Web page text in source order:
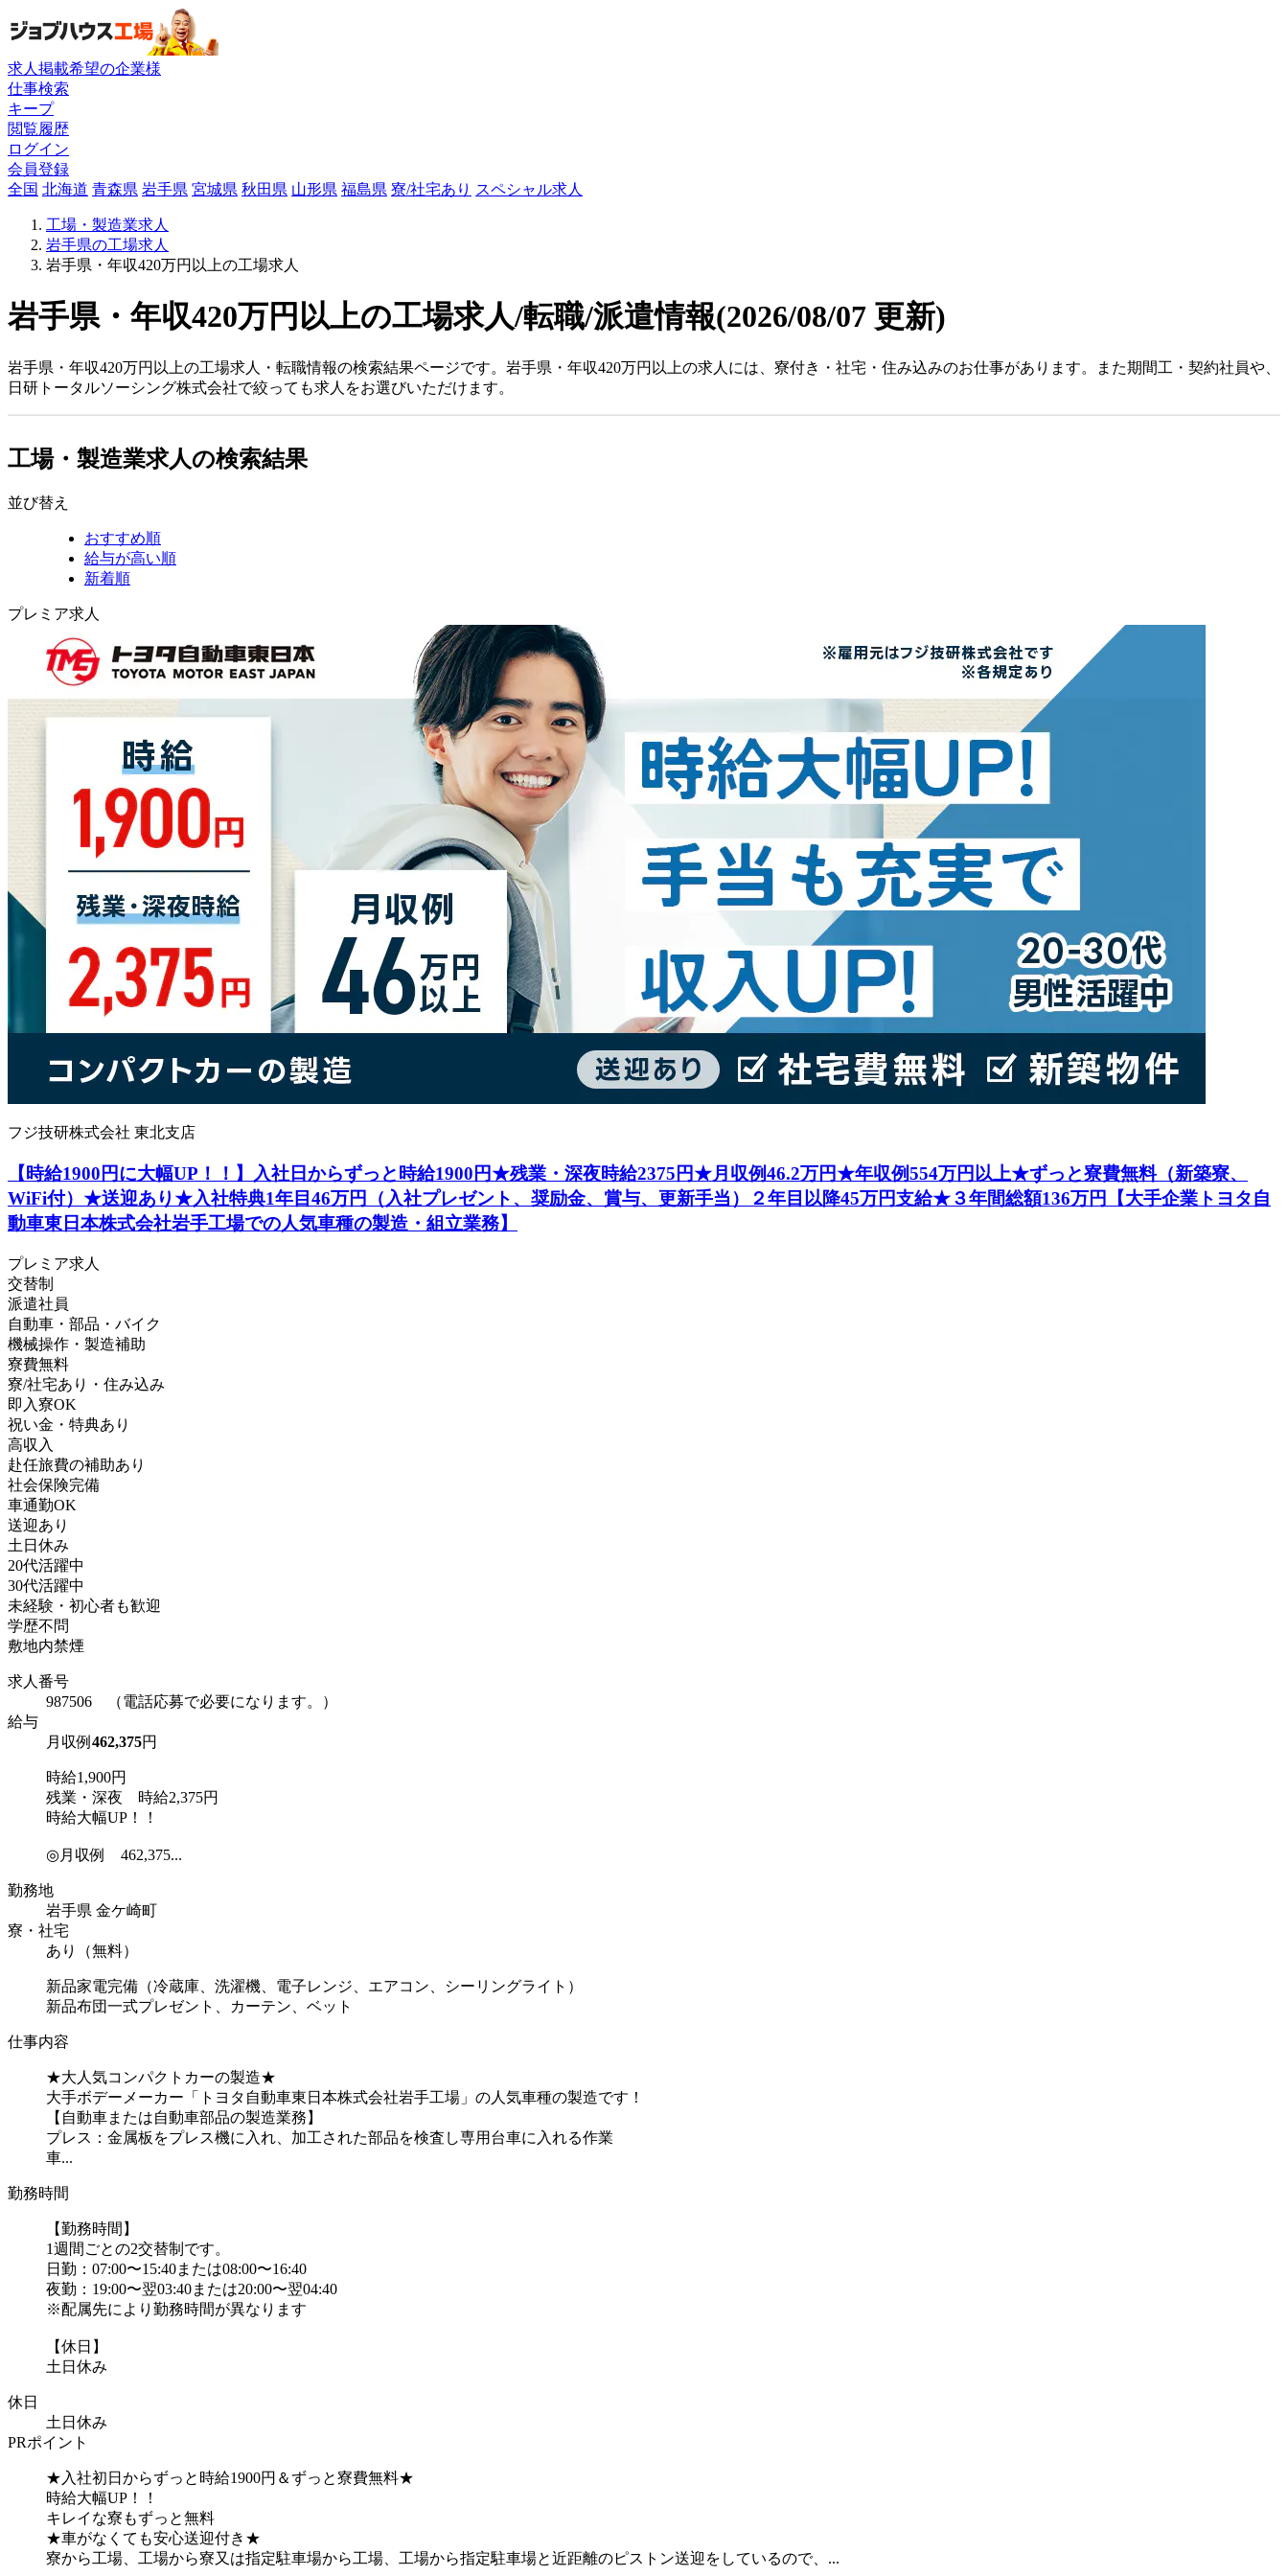
求人掲載希望の企業様
仕事検索
キープ
閲覧履歴
ログイン
会員登録
全国 北海道 青森県 岩手県 宮城県 秋田県 山形県 福島県 寮/社宅あり スペシャル求人
工場・製造業求人
岩手県の工場求人
岩手県・年収420万円以上の工場求人
岩手県・年収420万円以上の工場求人/転職/派遣情報(2026/08/07 更新)
岩手県・年収420万円以上の工場求人・転職情報の検索結果ページです。岩手県・年収420万円以上の求人には、寮付き・社宅・住み込みのお仕事があります。また期間工・契約社員や、
日研トータルソーシング株式会社で絞っても求人をお選びいただけます。
工場・製造業求人の検索結果
並び替え
おすすめ順
給与が高い順
新着順
プレミア求人
フジ技研株式会社 東北支店
【時給1900円に大幅UP！！】入社日からずっと時給1900円★残業・深夜時給2375円★月収例46.2万円★年収例554万円以上★ずっと寮費無料（新築寮、
WiFi付）★送迎あり★入社特典1年目46万円（入社プレゼント、奨励金、賞与、更新手当）２年目以降45万円支給★３年間総額136万円【大手企業トヨタ自
動車東日本株式会社岩手工場での人気車種の製造・組立業務】
プレミア求人
交替制
派遣社員
自動車・部品・バイク
機械操作・製造補助
寮費無料
寮/社宅あり・住み込み
即入寮OK
祝い金・特典あり
高収入
赴任旅費の補助あり
社会保険完備
車通勤OK
送迎あり
土日休み
20代活躍中
30代活躍中
未経験・初心者も歓迎
学歴不問
敷地内禁煙
求人番号
987506 （電話応募で必要になります。）
給与
月収例 462,375円
時給1,900円
残業・深夜 時給2,375円
時給大幅UP！！
◎月収例 462,375...
勤務地
岩手県 金ケ崎町
寮・社宅
あり（無料）
新品家電完備（冷蔵庫、洗濯機、電子レンジ、エアコン、シーリングライト）
新品布団一式プレゼント、カーテン、ベット
仕事内容
★大人気コンパクトカーの製造★
大手ボデーメーカー「トヨタ自動車東日本株式会社岩手工場」の人気車種の製造です！
【自動車または自動車部品の製造業務】
プレス：金属板をプレス機に入れ、加工された部品を検査し専用台車に入れる作業
車...
勤務時間
【勤務時間】
1週間ごとの2交替制です。
日勤：07:00〜15:40または08:00〜16:40
夜勤：19:00〜翌03:40または20:00〜翌04:40
※配属先により勤務時間が異なります
【休日】
土日休み
休日
土日休み
PRポイント
★入社初日からずっと時給1900円＆ずっと寮費無料★
時給大幅UP！！
キレイな寮もずっと無料
★車がなくても安心送迎付き★
寮から工場、工場から寮又は指定駐車場から工場、工場から指定駐車場と近距離のピストン送迎をしているので、...